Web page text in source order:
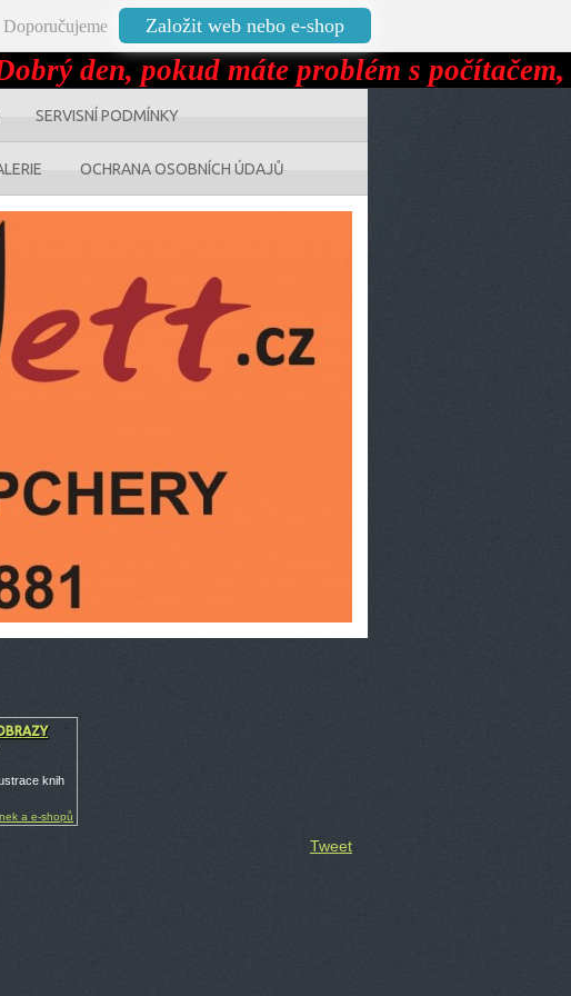
den, pokud máte problém s počítačem,
Doporučujeme Založit web nebo e-shop
SERVISNÍ PODMÍNKY
OCHRANA OSOBNÍCH ÚDAJŮ
knih
a e-shopů
Tweet